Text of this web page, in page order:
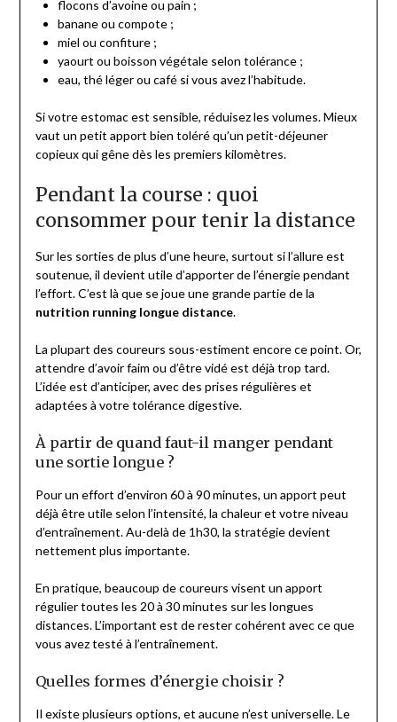
flocons d’avoine ou pain ;
banane ou compote ;
miel ou confiture ;
yaourt ou boisson végétale selon tolérance ;
eau, thé léger ou café si vous avez l’habitude.
Si votre estomac est sensible, réduisez les volumes. Mieux
vaut un petit apport bien toléré qu’un petit-déjeuner
copieux qui gêne dès les premiers kilomètres.
Pendant la course : quoi
consommer pour tenir la distance
Sur les sorties de plus d’une heure, surtout si l’allure est
soutenue, il devient utile d’apporter de l’énergie pendant
l’effort. C’est là que se joue une grande partie de la
nutrition running longue distance.
La plupart des coureurs sous-estiment encore ce point. Or,
attendre d’avoir faim ou d’être vidé est déjà trop tard.
L’idée est d’anticiper, avec des prises régulières et
adaptées à votre tolérance digestive.
À partir de quand faut-il manger pendant
une sortie longue ?
Pour un effort d’environ 60 à 90 minutes, un apport peut
déjà être utile selon l’intensité, la chaleur et votre niveau
d’entraînement. Au-delà de 1h30, la stratégie devient
nettement plus importante.
En pratique, beaucoup de coureurs visent un apport
régulier toutes les 20 à 30 minutes sur les longues
distances. L’important est de rester cohérent avec ce que
vous avez testé à l’entraînement.
Quelles formes d’énergie choisir ?
Il existe plusieurs options, et aucune n’est universelle. Le